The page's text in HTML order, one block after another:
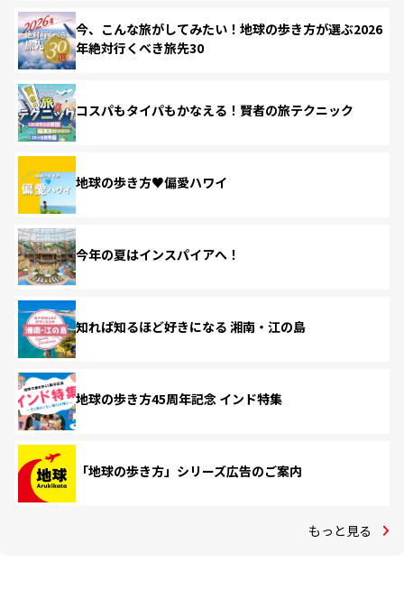
今、こんな旅がしてみたい！地球の歩き方が選ぶ2026
年絶対行くべき旅先30
コスパもタイパもかなえる！賢者の旅テクニック
地球の歩き方♥偏愛ハワイ
今年の夏はインスパイアへ！
知れば知るほど好きになる 湘南・江の島
地球の歩き方45周年記念 インド特集
「地球の歩き方」シリーズ広告のご案内
もっと見る